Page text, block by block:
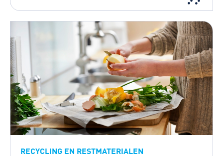
RECYCLING EN RESTMATERIALEN